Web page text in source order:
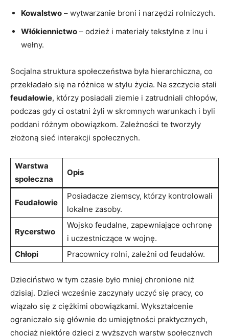
Kowalstwo – wytwarzanie broni i narzędzi rolniczych.
Włókiennictwo – odzież i materiały tekstylne z lnu i
wełny.
Socjalna struktura społeczeństwa była hierarchiczna, co
przekładało się na różnice w stylu życia. Na szczycie stali
feudałowie, którzy posiadali ziemie i zatrudniali chłopów,
podczas gdy ci ostatni żyli w​ skromnych‍ warunkach i byli
poddani różnym obowiązkom. Zależności te tworzyły
złożoną sieć interakcji społecznych.
Warstwa
społeczna
Opis
Feudałowie
Posiadacze ziemscy, którzy‍ kontrolowali
lokalne zasoby.
Rycerstwo
Wojsko feudalne, zapewniające ochronę
i uczestniczące w wojnę.
Chłopi
Pracownicy rolni, zależni od feudałów.
Dzieciństwo w tym czasie było mniej chronione niż
dzisiaj. Dzieci wcześnie zaczynały uczyć się pracy, co
wiązało się z ciężkimi obowiązkami. Wykształcenie
ograniczało się głównie do umiejętności praktycznych,
chociaż niektóre ‍dzieci z wyższych warstw społecznych